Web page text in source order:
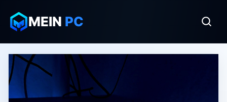
MEIN PC